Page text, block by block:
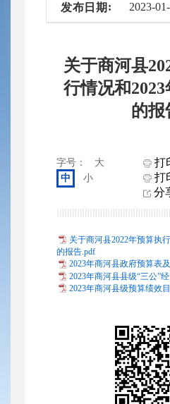
发布 日 期 2023-
关于商河县
行情况和
的报
字号：
大
中
小
打
打
分
关于商河县2022年预算执
的报告.pdf
2023年商河县政府预算表
2023年商河县县级“三公”
2023年商河县级预算绩效